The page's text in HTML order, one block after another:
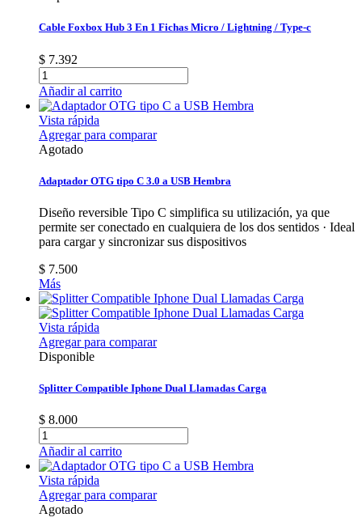
Cable Foxbox Hub 3 En 1 Fichas Micro / Lightning / Type-c
$ 7.392
Añadir al carrito
Vista rápida
Agregar para comparar
Agotado
Adaptador OTG tipo C 3.0 a USB Hembra
Diseño reversible Tipo C simplifica su utilización, ya que
permite ser conectado en cualquiera de los dos sentidos · Ideal
para cargar y sincronizar sus dispositivos
$ 7.500
Más
Vista rápida
Agregar para comparar
Disponible
Splitter Compatible Iphone Dual Llamadas Carga
$ 8.000
Añadir al carrito
Vista rápida
Agregar para comparar
Agotado